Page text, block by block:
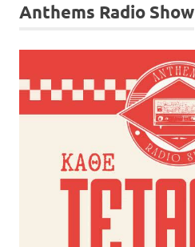
Anthems Radio Show